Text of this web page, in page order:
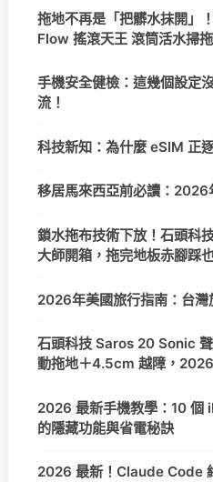
拖地不再是「把髒水抹開」
Flow 搖滾天王 滾筒活水掃
手機安全健檢：這幾個設定
流！
科技新知：為什麼 eSIM 正
移居馬來西亞前必讀：2026
鎖水拖布技術下放！石頭科
大師開箱，拖完地板赤腳踩
2026年美國旅行指南：台
石頭科技 Saros 20 Sonic
動拖地＋4.5cm 越障，
2026 最新手機教學：10
的隱藏功能與省電秘訣
2026 最新！Claude Code